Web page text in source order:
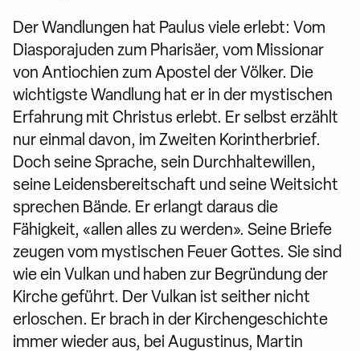
Der Wandlungen hat Paulus viele erlebt: Vom
Diaspora­juden zum Pharisäer, vom Missionar
von Antiochien zum Apostel der Völker. Die
wichtigste Wandlung hat er in der mystischen
Erfahrung mit Christus erlebt. Er selbst erzählt
nur einmal davon, im Zweiten Korintherbrief.
Doch seine Sprache, sein Durchhaltewillen,
seine Leidensbereitschaft und seine Weitsicht
sprechen Bände. Er erlangt daraus die
Fähigkeit, «allen alles zu werden». Seine Briefe
zeugen vom mystischen Feuer Gottes. Sie sind
wie ein Vulkan und haben zur Begründung der
Kirche geführt. Der Vulkan ist seither nicht
erloschen. Er brach in der Kirchen­geschichte
immer wieder aus, bei Augustinus, Martin